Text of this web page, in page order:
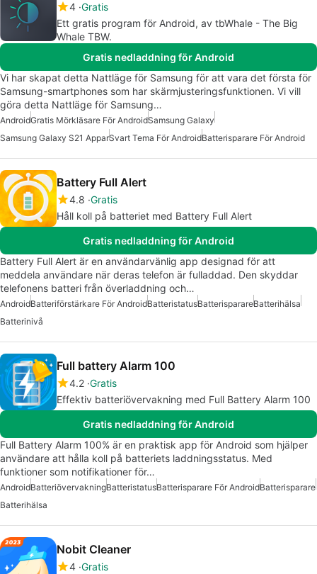
4 Gratis
Ett gratis program för Android, av tbWhale - The Big
Whale TBW.
Gratis nedladdning för Android
Vi har skapat detta Nattläge för Samsung för att vara det första för
Samsung-smartphones som har skärmjusteringsfunktionen. Vi vill
göra detta Nattläge för Samsung…
AndroidGratis Mörkläsare För AndroidSamsung Galaxy
Samsung Galaxy S21 ApparSvart Tema För AndroidBatterisparare För Android
Battery Full Alert
4.8 Gratis
Håll koll på batteriet med Battery Full Alert
Gratis nedladdning för Android
Battery Full Alert är en användarvänlig app designad för att
meddela användare när deras telefon är fulladdad. Den skyddar
telefonens batteri från överladdning och…
AndroidBatteriförstärkare För AndroidBatteristatusBatterisparareBatterihälsa
Batterinivå
Full battery Alarm 100
4.2 Gratis
Effektiv batteriövervakning med Full Battery Alarm 100
Gratis nedladdning för Android
Full Battery Alarm 100% är en praktisk app för Android som hjälper
användare att hålla koll på batteriets laddningsstatus. Med
funktioner som notifikationer för…
AndroidBatteriövervakningBatteristatusBatterisparare För AndroidBatterisparare
Batterihälsa
Nobit Cleaner
4 Gratis